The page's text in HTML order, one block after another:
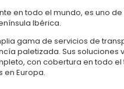
en todo el mundo, es uno
Ibérica.
gama de servicios de
paletizada. Sus soluciones
con cobertura en todo el
en Europa.